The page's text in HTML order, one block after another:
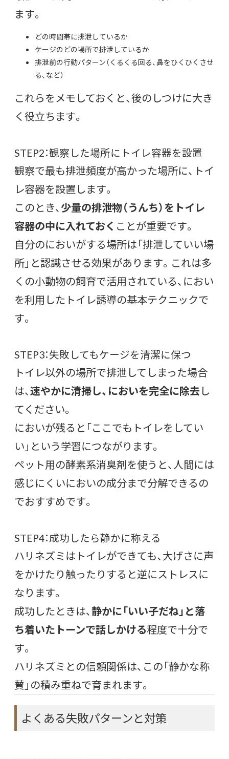
ます。
どの時間帯に排泄しているか
ケージのどの場所で排泄しているか
排泄前の行動パターン（くるくる回る、鼻をひくひくさせ
る、など）
これらをメモしておくと、後のしつけに大き
く役立ちます。
STEP2：観察した場所にトイレ容器を設置
観察で最も排泄頻度が高かった場所に、トイ
レ容器を設置します。
このとき、少量の排泄物（うんち）をトイレ
容器の中に入れておく ことが重要です。
自分のにおいがする場所は「排泄していい場
所」と認識させる効果があります。これは多
くの小動物の飼育で活用されている、におい
を利用したトイレ誘導の基本テクニックで
す。
STEP3：失敗してもケージを清潔に保つ
トイレ以外の場所で排泄してしまった場合
は、速やかに清掃し、においを完全に除去 し
てください。
においが残ると「ここでもトイレをしてい
い」という学習につながります。
ペット用の酵素系消臭剤を使うと、人間には
感じにくいにおいの成分まで分解できるの
でおすすめです。
STEP4：成功したら静かに称える
ハリネズミはトイレができても、大げさに声
をかけたり触ったりすると逆にストレスに
なります。
成功したときは、静かに「いい子だね」と落
ち着いたトーンで話しかける程度で十分で
す。
ハリネズミとの信頼関係は、この「静かな称
賛」の積み重ねで育まれます。
よくある失敗パターンと対策